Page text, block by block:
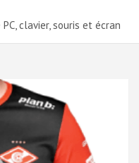
clavier, souris et écran